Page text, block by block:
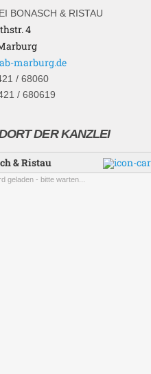
BONASCH & RISTAU
4
marburg.de
/ 68060
/ 680619
DER KANZLEI
& Ristau
geladen - bitte warten...